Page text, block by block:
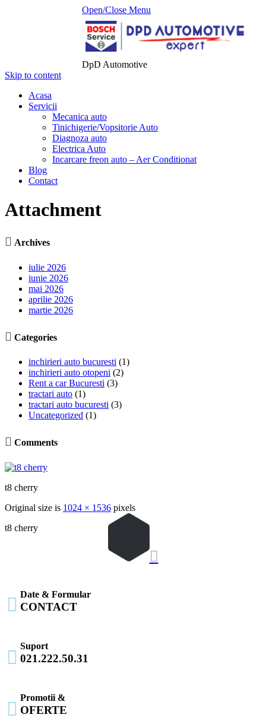
Open/Close Menu
DpD Automotive
Skip to content
Acasa
Servicii
Mecanica auto
Tinichigerie/Vopsitorie Auto
Diagnoza auto
Electrica Auto
Incarcare freon auto – Aer Conditionat
Blog
Contact
Attachment
 Archives
iulie 2026
iunie 2026
mai 2026
aprilie 2026
martie 2026
 Categories
inchirieri auto bucuresti (1)
inchirieri auto otopeni (2)
Rent a car Bucuresti (3)
tractari auto (1)
tractari auto bucuresti (3)
Uncategorized (1)
 Comments
t8 cherry
Original size is 1024 × 1536 pixels
t8 cherry

 Date & Formular
CONTACT

Suport
021.222.50.31

Promotii &
OFERTE